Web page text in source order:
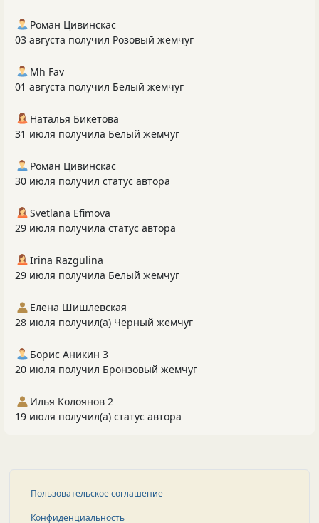
Роман Цивинскас
03 августа получил Розовый жемчуг
Mh Fav
01 августа получил Белый жемчуг
Наталья Бикетова
31 июля получила Белый жемчуг
Роман Цивинскас
30 июля получил статус автора
Svetlana Efimova
29 июля получила статус автора
Irina Razgulina
29 июля получила Белый жемчуг
Елена Шишлевская
28 июля получил(а) Черный жемчуг
Борис Аникин 3
20 июля получил Бронзовый жемчуг
Илья Колоянов 2
19 июля получил(а) статус автора
Пользовательское соглашение
Конфиденциальность